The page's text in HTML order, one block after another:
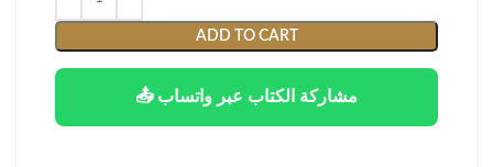
ADD TO CART
📤 مشاركة الكتاب عبر واتساب